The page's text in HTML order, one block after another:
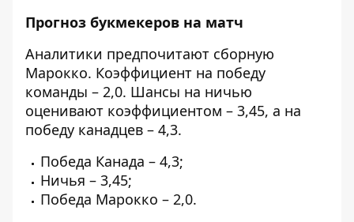
Прогноз букмекеров на матч
Аналитики предпочитают сборную
Марокко. Коэффициент на победу
команды – 2,0. Шансы на ничью
оценивают коэффициентом – 3,45, а на
победу канадцев – 4,3.
Победа Канада – 4,3;
Ничья – 3,45;
Победа Марокко – 2,0.